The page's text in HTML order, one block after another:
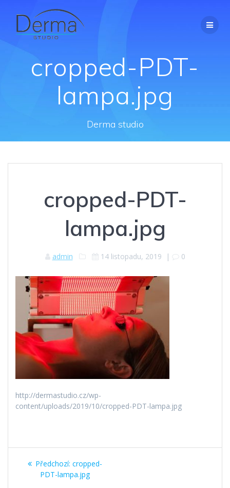
cropped-PDT-
lampa.jpg
Derma studio
cropped-PDT-
lampa.jpg
admin 14 listopadu, 2019 | 0
http://dermastudio.cz/wp-
content/uploads/2019/10/cropped-PDT-lampa.jpg
Navigace
Předchozí: Předchozí
příspěvek:
cropped-
PDT-lampa.jpg